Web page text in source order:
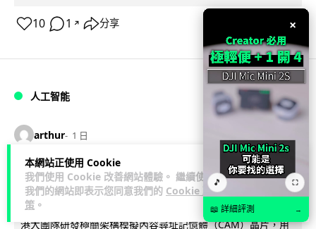
本網站正使用 Cookie
我們使用 Cookie 改善網站體驗。 繼續使用
我們的網站即表示您同意我們的 Cookie 政
策 。
10 1 ↗ 分享
人工智能
arthur 1 日
港大工程學院研極簡架構晶片 搜尋速度
勝標準 CPU 1 億倍
港大團隊研發極簡架構模擬內容尋址記憶體（CAM）晶片，用
×
🎵 ⛶
📖 詳細評測 →